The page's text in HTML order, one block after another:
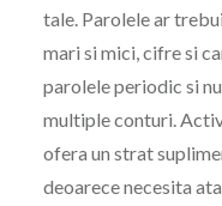
tale. Parolele ar
mari si mici, cifre si
parolele periodic si
multiple conturi.
ofera un strat
deoarece necesita